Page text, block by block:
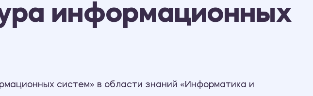
Курсовая работа
Диссертация
информационных
систем» в области знаний «Информатика и